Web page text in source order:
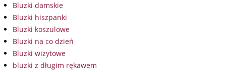
Bluzki damskie
Bluzki hiszpanki
Bluzki koszulowe
Bluzki na co dzień
Bluzki wizytowe
bluzki z długim rękawem